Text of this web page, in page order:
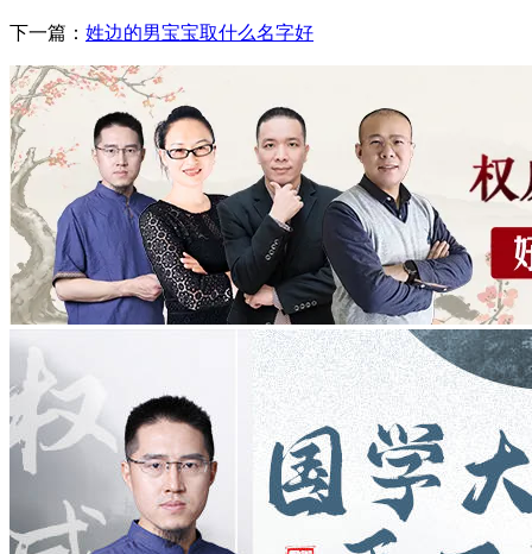
下一篇： 姓边的男宝宝取什么名字好